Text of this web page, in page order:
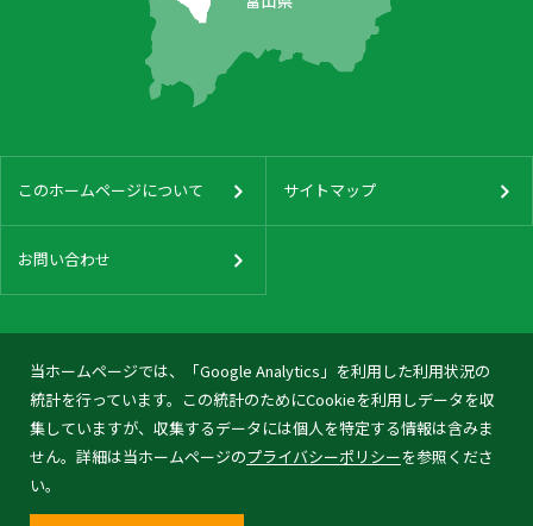
当ホームページでは、「Google Analytics」を利用した利用状況の
統計を行っています。この統計のためにCookieを利用しデータを収
集していますが、収集するデータには個人を特定する情報は含みま
せん。詳細は当ホームページのプライバシーポリシーを参照くださ
い。
このホームページについて サイトマップ
お問い合わせ